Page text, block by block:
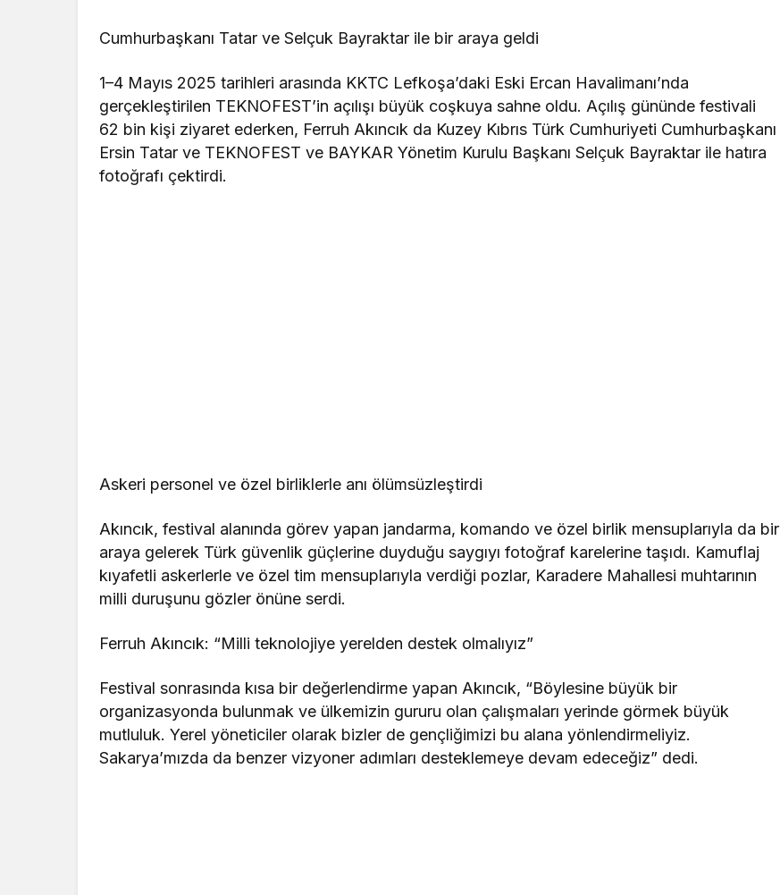
Cumhurbaşkanı Tatar ve Selçuk Bayraktar ile bir araya geldi
1–4 Mayıs 2025 tarihleri arasında KKTC Lefkoşa’daki Eski Ercan Havalimanı’nda
gerçekleştirilen TEKNOFEST’in açılışı büyük coşkuya sahne oldu. Açılış gününde festivali
62 bin kişi ziyaret ederken, Ferruh Akıncık da Kuzey Kıbrıs Türk Cumhuriyeti Cumhurbaşkanı
Ersin Tatar ve TEKNOFEST ve BAYKAR Yönetim Kurulu Başkanı Selçuk Bayraktar ile hatıra
fotoğrafı çektirdi.
Askeri personel ve özel birliklerle anı ölümsüzleştirdi
Akıncık, festival alanında görev yapan jandarma, komando ve özel birlik mensuplarıyla da bir
araya gelerek Türk güvenlik güçlerine duyduğu saygıyı fotoğraf karelerine taşıdı. Kamuflaj
kıyafetli askerlerle ve özel tim mensuplarıyla verdiği pozlar, Karadere Mahallesi muhtarının
milli duruşunu gözler önüne serdi.
Ferruh Akıncık: “Milli teknolojiye yerelden destek olmalıyız”
Festival sonrasında kısa bir değerlendirme yapan Akıncık, “Böylesine büyük bir
organizasyonda bulunmak ve ülkemizin gururu olan çalışmaları yerinde görmek büyük
mutluluk. Yerel yöneticiler olarak bizler de gençliğimizi bu alana yönlendirmeliyiz.
Sakarya’mızda da benzer vizyoner adımları desteklemeye devam edeceğiz” dedi.